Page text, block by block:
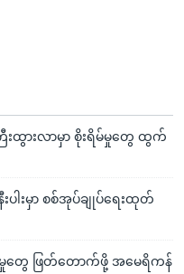
းထွားလာမှာ စိုးရိမ်မှုတွေ ထွက်
ပါးမှာ စစ်အုပ်ချုပ်ရေးထုတ်
တွေ ဖြတ်တောက်ဖို့ အမေရိကန်